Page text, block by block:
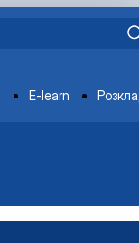
E-learn